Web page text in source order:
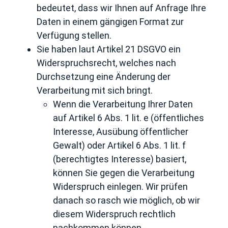
bedeutet, dass wir Ihnen auf Anfrage Ihre
Daten in einem gängigen Format zur
Verfügung stellen.
Sie haben laut Artikel 21 DSGVO ein
Widerspruchsrecht, welches nach
Durchsetzung eine Änderung der
Verarbeitung mit sich bringt.
Wenn die Verarbeitung Ihrer Daten
auf Artikel 6 Abs. 1 lit. e (öffentliches
Interesse, Ausübung öffentlicher
Gewalt) oder Artikel 6 Abs. 1 lit. f
(berechtigtes Interesse) basiert,
können Sie gegen die Verarbeitung
Widerspruch einlegen. Wir prüfen
danach so rasch wie möglich, ob wir
diesem Widerspruch rechtlich